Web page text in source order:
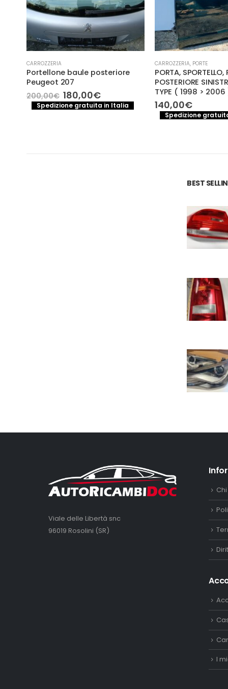
CARROZZERIA
Portellone baule posteriore
Peugeot 207
200,00€ Il
prezzo
originale
180,00€Il
prezzo
attuale
Spedizione gratuita in Italia
CARROZZERIA, PORTE
PORTA, SPORTELLO,
POSTERIORE
TYPE ( 1998 > 2006
140,00€
Spedizione
BEST
Viale delle Libertà snc
96019 Rosolini (SR)
I